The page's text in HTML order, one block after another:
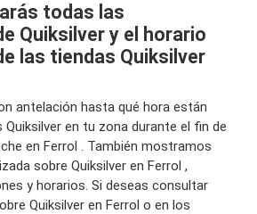
todas las
Quiksilver y el horario
las tiendas Quiksilver
antelación hasta qué hora están
en tu zona durante el fin de
en Ferrol . También mostramos
sobre Quiksilver en Ferrol ,
y horarios. Si deseas consultar
Quiksilver en Ferrol o en los